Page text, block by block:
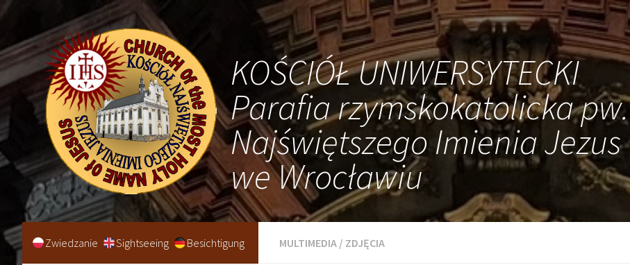
KOŚCIÓŁ UNIWERSYTECKI
Parafia rzymskokatolicka pw.
Najświętszego Imienia Jezus
we Wrocławiu
MULTIMEDIA / ZDJĘCIA
Zwiedzanie Sightseeing Besichtigung